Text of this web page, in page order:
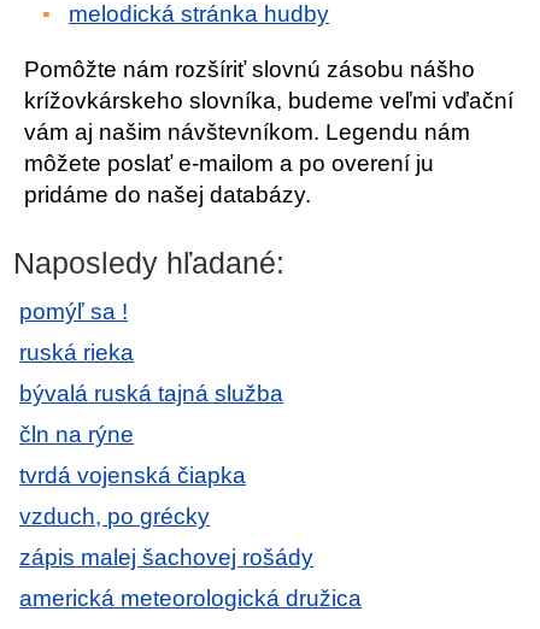
melodická stránka hudby
Pomôžte nám rozšíriť slovnú zásobu nášho
krížovkárskeho slovníka, budeme veľmi vďační
vám aj našim návštevníkom. Legendu nám
môžete poslať e-mailom a po overení ju
pridáme do našej databázy.
Naposledy hľadané:
pomýľ sa !
ruská rieka
bývalá ruská tajná služba
čln na rýne
tvrdá vojenská čiapka
vzduch, po grécky
zápis malej šachovej rošády
americká meteorologická družica